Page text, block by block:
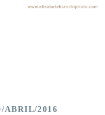
ABRIL/2016